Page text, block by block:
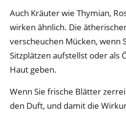
Auch Kräuter wie Thymian,
wirken ähnlich. Die
verscheuchen Mücken, wenn
Sitzplätzen aufstellst oder als
Haut geben.
Wenn Sie frische Blätter
den Duft, und damit die